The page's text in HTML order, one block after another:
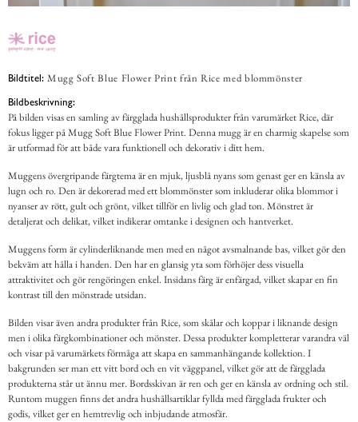
Bildtitel: Mugg Soft Blue Flower Print från Rice med blommönster
Bildbeskrivning:
På bilden visas en samling av färgglada hushållsprodukter från varumärket Rice, där
fokus ligger på Mugg Soft Blue Flower Print. Denna mugg är en charmig skapelse som
är utformad för att både vara funktionell och dekorativ i ditt hem.
Muggens övergripande färgtema är en mjuk, ljusblå nyans som genast ger en känsla av
lugn och ro. Den är dekorerad med ett blommönster som inkluderar olika blommor i
nyanser av rött, gult och grönt, vilket tillför en livlig och glad ton. Mönstret är
detaljerat och delikat, vilket indikerar omtanke i designen och hantverket.
Muggens form är cylinderliknande men med en något avsmalnande bas, vilket gör den
bekväm att hålla i handen. Den har en glansig yta som förhöjer dess visuella
attraktivitet och gör rengöringen enkel. Insidans färg är enfärgad, vilket skapar en fin
kontrast till den mönstrade utsidan.
Bilden visar även andra produkter från Rice, som skålar och koppar i liknande design
men i olika färgkombinationer och mönster. Dessa produkter kompletterar varandra väl
och visar på varumärkets förmåga att skapa en sammanhängande kollektion. I
bakgrunden ser man ett vitt bord och en vit väggpanel, vilket gör att de färgglada
produkterna står ut ännu mer. Bordsskivan är ren och ger en känsla av ordning och stil.
Runtom muggen finns det andra hushållsartiklar fyllda med färgglada frukter och
godis, vilket ger en hemtrevlig och inbjudande atmosfär.